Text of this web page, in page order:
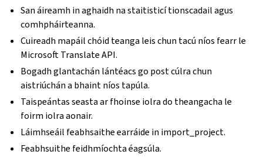
San áireamh in aghaidh na staitisticí tionscadail agus
comhpháirteanna.
Cuireadh mapáil chóid teanga leis chun tacú níos fearr le
Microsoft Translate API.
Bogadh glantachán lántéacs go post cúlra chun
aistriúchán a bhaint níos tapúla.
Taispeántas seasta ar fhoinse iolra do theangacha le
foirm iolra aonair.
Láimhseáil feabhsaithe earráide in import_project.
Feabhsuithe feidhmíochta éagsúla.